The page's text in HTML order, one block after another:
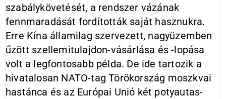
szabálykövetését, a rendszer vázának
fennmaradását fordították saját hasznukra.
Erre Kína államilag szervezett, nagyüzemben
űzött szellemitulajdon-vásárlása és -lopása
volt a legfontosabb példa. De ide tartozik a
hivatalosan NATO-tag Törökország moszkvai
hastánca és az Európai Unió két potyautas-